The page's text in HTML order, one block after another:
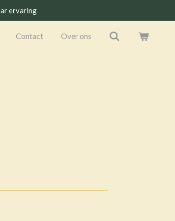
ervaring
Contact Over ons